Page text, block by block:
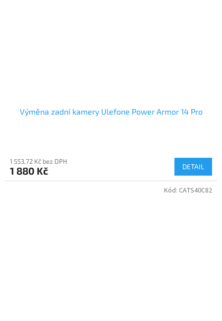
Výměna zadní kamery Ulefone Power Armor 14 Pro
1 553,72 Kč bez DPH
1 880 Kč DETAIL
Kód: CATS40C82